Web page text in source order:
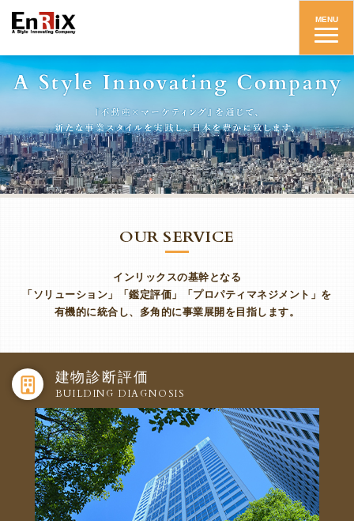
MENU
OUR SERVICE
インリックスの基幹となる
「ソリューション」「鑑定評価」「プロパティマネジメント」を
有機的に統合し、多角的に事業展開を目指します。
建物診断評価
BUILDING DIAGNOSIS